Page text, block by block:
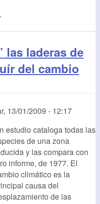
las laderas de
del cambio
13/01/2009 - 12:17
estudio cataloga todas las
de una zona
y las compara con
informe, de 1977. El
climático es la
causa del
de las